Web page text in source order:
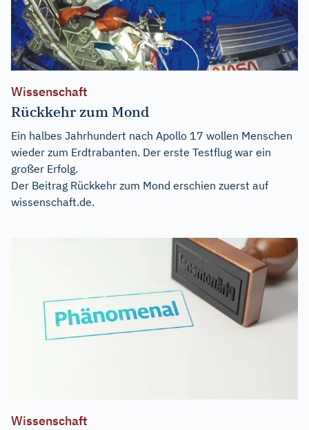
Wissenschaft
Rückkehr zum Mond
Ein halbes Jahrhundert nach Apollo 17 wollen Menschen
wieder zum Erdtrabanten. Der erste Testflug war ein
großer Erfolg.
Der Beitrag Rückkehr zum Mond erschien zuerst auf
wissenschaft.de.
Wissenschaft